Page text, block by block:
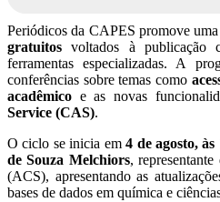
Periódicos da CAPES promove uma
gratuitos voltados à publicação
ferramentas especializadas. A
conferências sobre temas como
acadêmico e as novas
Service (CAS).
O ciclo se inicia em4 de agosto, às
de Souza Melchiors,
(ACS), apresentando as
bases de dados em química e